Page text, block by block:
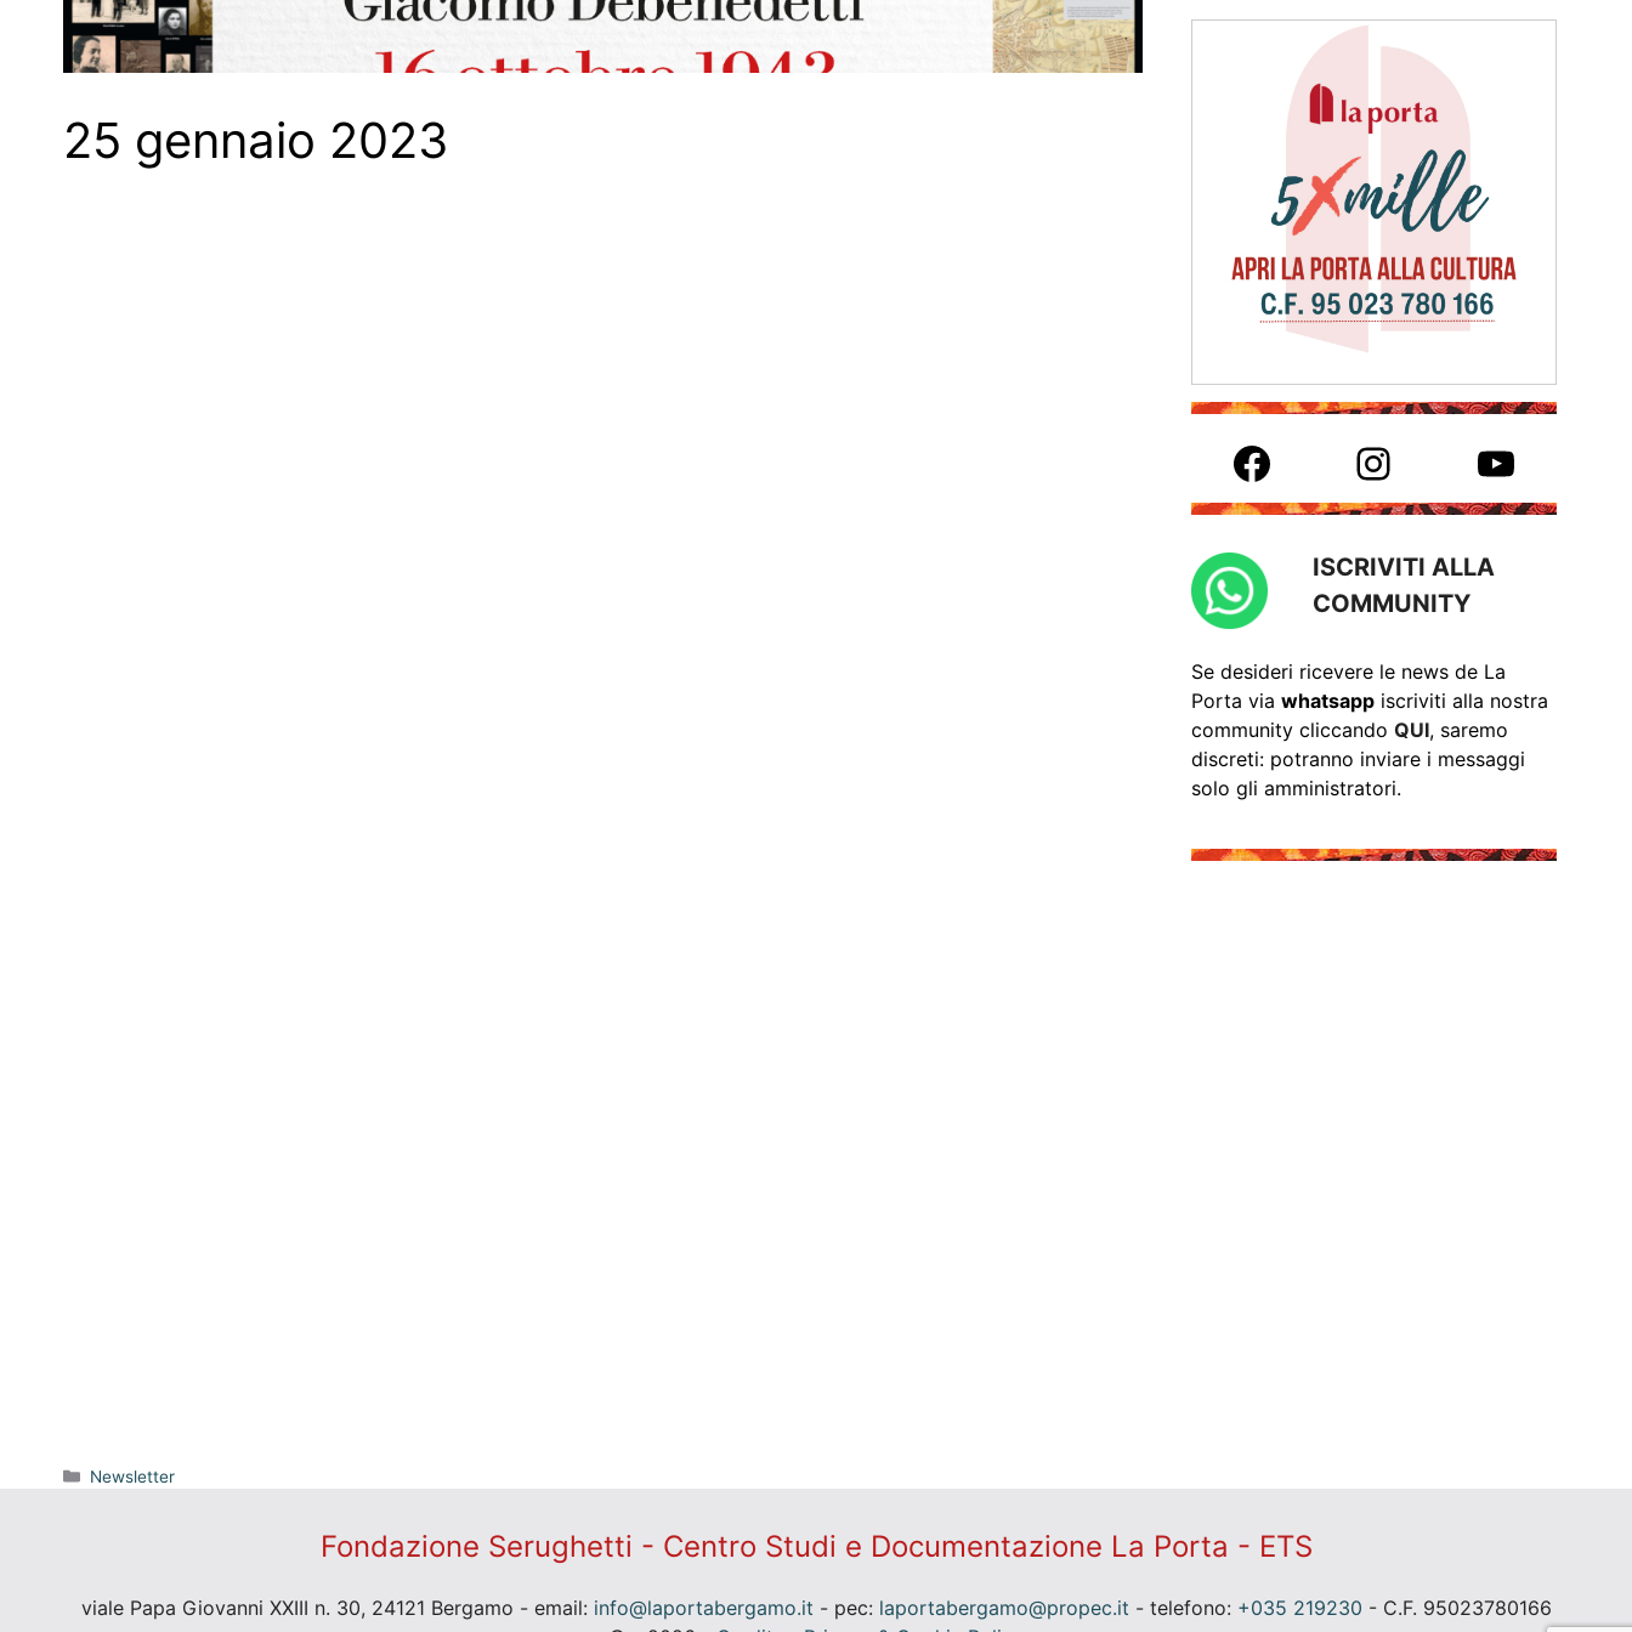
25 gennaio 2023
Categorie
Newsletter
Facebook Instagram YouTube
ISCRIVITI ALLA
COMMUNITY
Se desideri ricevere le news de La
Porta via whatsapp iscriviti alla nostra
community cliccando QUI, saremo
discreti: potranno inviare i messaggi
solo gli amministratori.
Fondazione Serughetti - Centro Studi e Documentazione La Porta - ETS
viale Papa Giovanni XXIII n. 30, 24121 Bergamo - email: info@laportabergamo.it - pec: laportabergamo@propec.it - telefono: +035 219230 - C.F. 95023780166